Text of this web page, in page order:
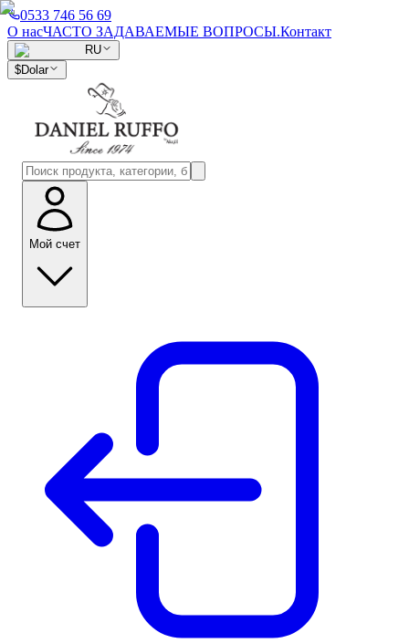
0533 746 56 69
О насЧАСТО ЗАДАВАЕМЫЕ ВОПРОСЫ.Контакт
RU
$Dolar
Мой счет